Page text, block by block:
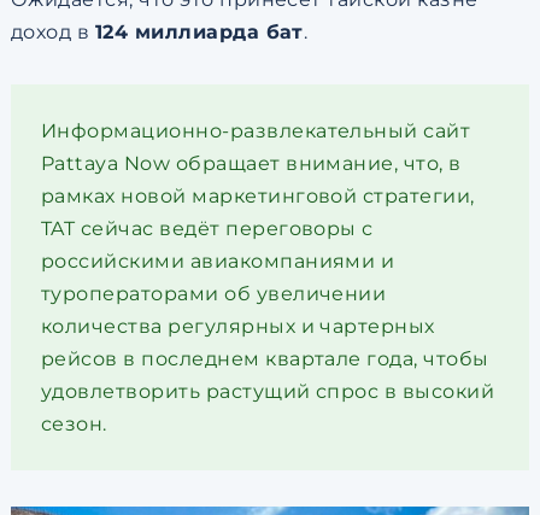
доход в 124 миллиарда бат.
Информационно-развлекательный сайт
Pattaya Now обращает внимание, что, в
рамках новой маркетинговой стратегии,
TAT сейчас ведёт переговоры с
российскими авиакомпаниями и
туроператорами об увеличении
количества регулярных и чартерных
рейсов в последнем квартале года, чтобы
удовлетворить растущий спрос в высокий
сезон.